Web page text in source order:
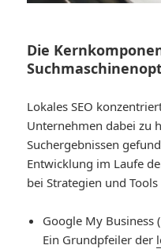
Die
Lokales SEO
Unternehmen dabei zu
Suchergebnissen
Entwicklung im Laufe
bei Strategien und
Google My Business
Ein Grundpfeiler der